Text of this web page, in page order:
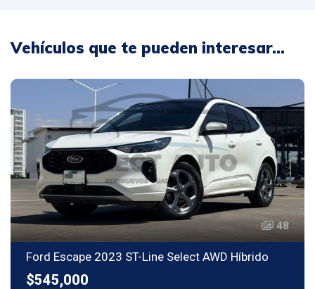
Vehículos que te pueden interesar...
48
Ford Escape 2023 ST-Line Select AWD Híbrido
$545,000